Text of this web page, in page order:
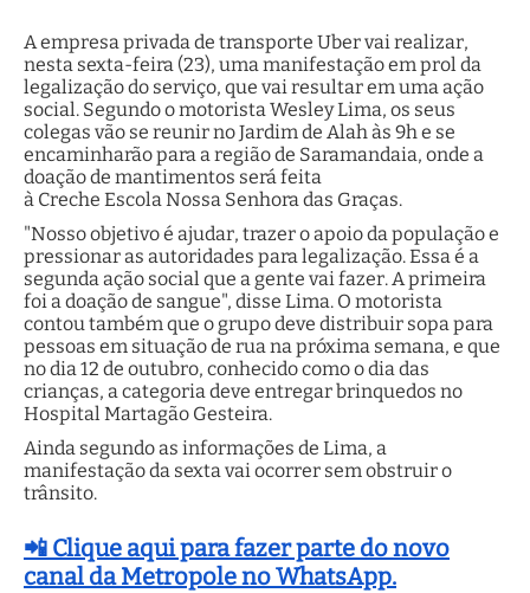
A empresa privada de transporte Uber vai realizar,
nesta sexta-feira (23), uma manifestação em prol da
legalização do serviço, que vai resultar em uma ação
social. Segundo o motorista Wesley Lima, os seus
colegas vão se reunir no Jardim de Alah às 9h e se
encaminharão para a região de Saramandaia, onde a
doação de mantimentos será feita
à Creche Escola Nossa Senhora das Graças.
"Nosso objetivo é ajudar, trazer o apoio da população e
pressionar as autoridades para legalização. Essa é a
segunda ação social que a gente vai fazer. A primeira
foi a doação de sangue", disse Lima. O motorista
contou também que o grupo deve distribuir sopa para
pessoas em situação de rua na próxima semana, e que
no dia 12 de outubro, conhecido como o dia das
crianças, a categoria deve entregar brinquedos no
Hospital Martagão Gesteira.
Ainda segundo as informações de Lima, a
manifestação da sexta vai ocorrer sem obstruir o
trânsito.
📲 Clique aqui para fazer parte do novo
canal da Metropole no WhatsApp.